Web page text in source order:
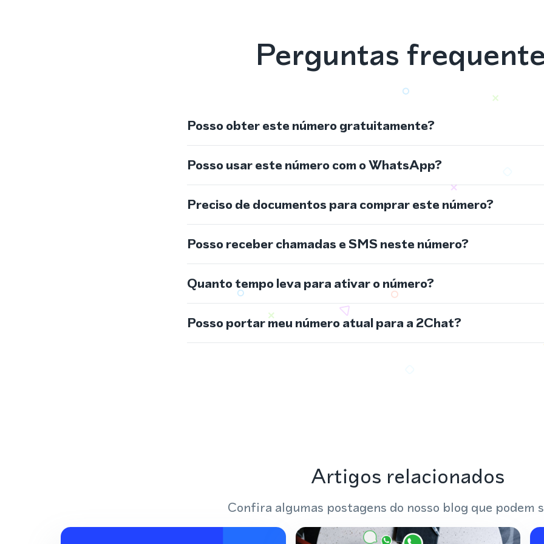
Perguntas
Posso obter este número gratuitamente?
Posso usar este número com o WhatsApp?
Preciso de documentos para comprar este número?
Posso receber chamadas e SMS neste número?
Quanto tempo leva para ativar o número?
Posso portar meu número atual para a 2Chat?
Artigos relacionados
Confira algumas postagens do nosso blog que podem